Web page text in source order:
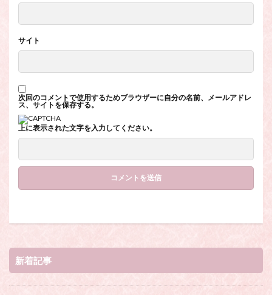
サイト
次回のコメントで使用するためブラウザーに自分の名前、メールアドレ
ス、サイトを保存する。
上に表示された文字を入力してください。
新着記事